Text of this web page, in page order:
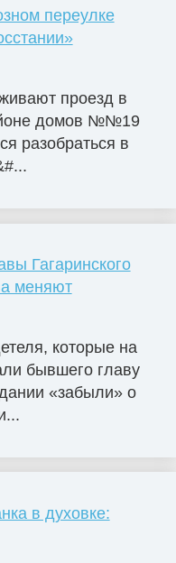
переулке
проезд в
домов №№19
разобраться в
Гагаринского
меняют
которые на
бывшего главу
«забыли» о
в духовке: